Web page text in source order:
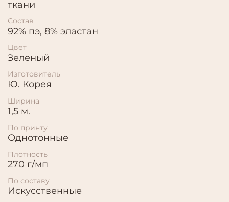
ткани
Состав
92% пэ, 8% эластан
Цвет
Зеленый
Изготовитель
Ю. Корея
Ширина
1,5 м.
По принту
Однотонные
Плотность
270 г/мп
По составу
Искусственные